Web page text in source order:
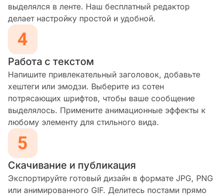
выделялся в ленте. Наш бесплатный редактор
делает настройку простой и удобной.
Работа с текстом
Напишите привлекательный заголовок, добавьте
хештеги или эмодзи. Выберите из сотен
потрясающих шрифтов, чтобы ваше сообщение
выделялось. Примените анимационные эффекты к
любому элементу для стильного вида.
Скачивание и публикация
Экспортируйте готовый дизайн в формате JPG, PNG
или анимированного GIF. Делитесь постами прямо